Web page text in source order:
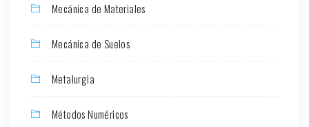
Mecánica de Materiales
Mecánica de Suelos
Metalurgia
Métodos Numéricos